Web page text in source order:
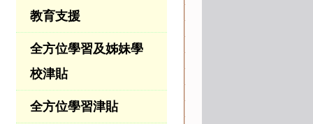
教育支援
全方位學習及姊妹學
校津貼
全方位學習津貼